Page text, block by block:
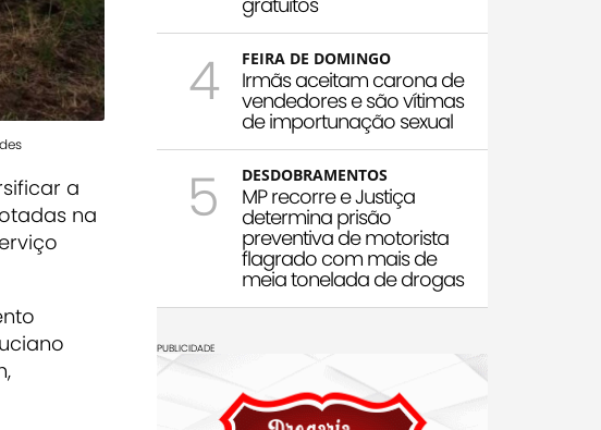
a
na
4 FEIRA DE DOMINGO
Irmãs aceitam carona de
vendedores e são vítimas
de importunação sexual
5 DESDOBRAMENTOS
MP recorre e Justiça
determina prisão
preventiva de motorista
flagrado com mais de
meia tonelada de drogas
PUBLICIDADE